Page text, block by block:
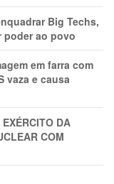
Big Techs,
poder ao povo
em farra com
vaza e causa
DA
COM